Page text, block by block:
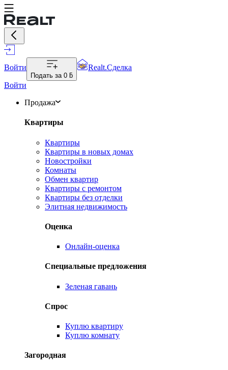
Войти
Подать за 0 ƃ
Realt.Сделка
Войти
Продажа
Квартиры
Квартиры
Квартиры в новых домах
Новостройки
Комнаты
Обмен квартир
Квартиры с ремонтом
Квартиры без отделки
Элитная недвижимость
Оценка
Онлайн-оценка
Специальные предложения
Зеленая гавань
Спрос
Куплю квартиру
Куплю комнату
Загородная